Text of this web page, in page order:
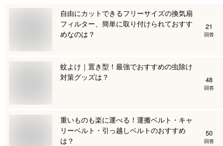
自由にカットできるフリーサイズの換気扇
フィルター、簡単に取り付けられておすす
めなのは？
21
回答
蚊よけ｜置き型！最強でおすすめの虫除け
対策グッズは？
48
回答
重いものも楽に運べる！運搬ベルト・キャ
リーベルト・引っ越しベルトのおすすめ
は？
50
回答